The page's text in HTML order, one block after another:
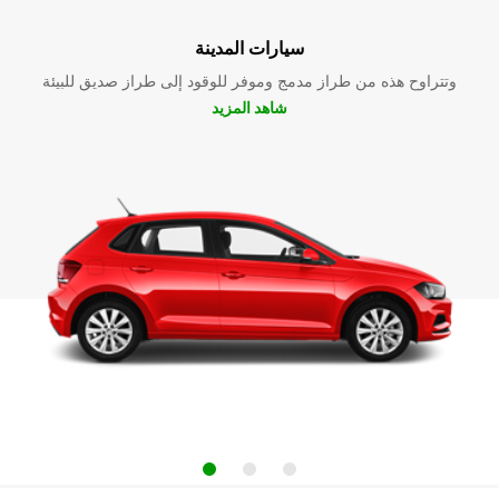
سيارات المدينة
وتتراوح هذه من طراز مدمج وموفر للوقود إلى طراز صديق للبيئة
شاهد المزيد